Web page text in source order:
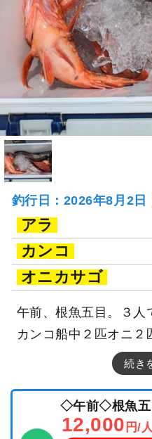
釣行日：2026年8月2日
アラ
カンコ
オニカサゴ
午前、根魚五目。３人
カンコ船中２匹オニ２
続き
◇午前◇根魚五
12,000 円/人